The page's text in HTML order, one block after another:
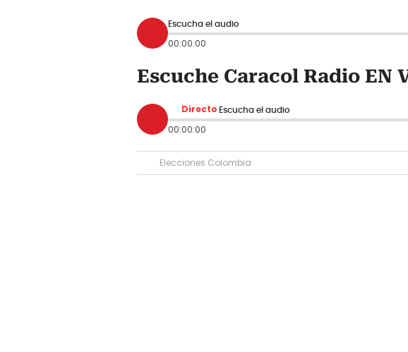
Escucha el audio
00:00:00
Escuche Caracol Radio EN
Directo Escucha el audio
00:00:00
Elecciones Colombia